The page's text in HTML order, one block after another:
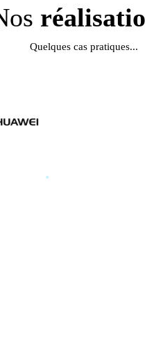
Quelques cas pratiques...
.